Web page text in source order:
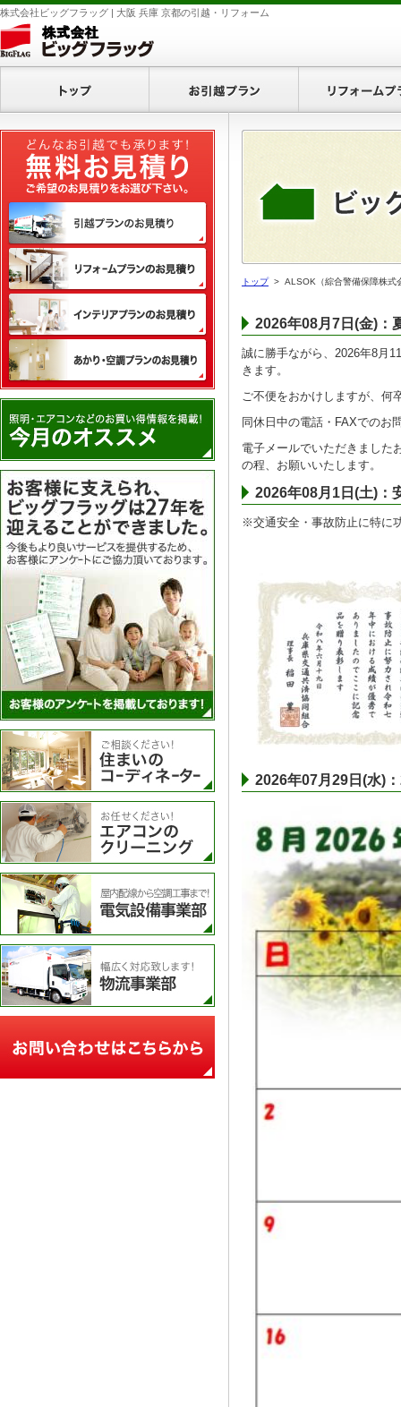
株式会社ビッグフラッグ | 大阪 兵庫 京都の引越・リフォーム
トップ> ALSOK（綜合警備保障株式
2026年08月7日(金)：
誠に勝手ながら、2026年8月
きます。
ご不便をおかけしますが、何
同休日中の電話・FAXでのお
電子メールでいただきました
の程、お願いいたします。
2026年08月1日(土)：
※交通安全・事故防止に特に
2026年07月29日(水)
無料お見積り
引越プランのお見積り
あかり・空調プランのお見積
住まいのコーディネーター
電気設備事業部
物流事業部